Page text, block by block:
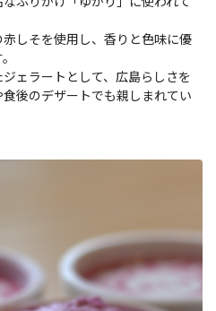
しそを使用し、香りと色味に優
ェラートとして、広島らしさを
後のデザートでも親しまれてい